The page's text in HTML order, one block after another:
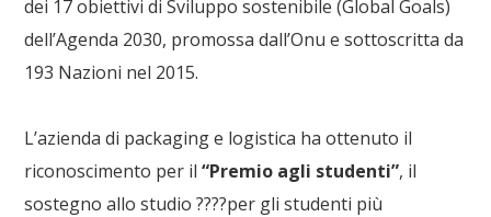
dei 17 obiettivi di Sviluppo sostenibile (Global Goals)
dell’Agenda 2030, promossa dall’Onu e sottoscritta da
193 Nazioni nel 2015.
L’azienda di packaging e logistica ha ottenuto il
riconoscimento per il“Premio agli studenti”, il
sostegno allo studio????per gli studenti più